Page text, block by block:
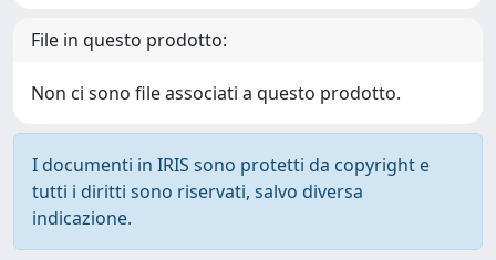
File in questo prodotto:
Non ci sono file associati a questo prodotto.
I documenti in IRIS sono protetti da copyright e
tutti i diritti sono riservati, salvo diversa
indicazione.